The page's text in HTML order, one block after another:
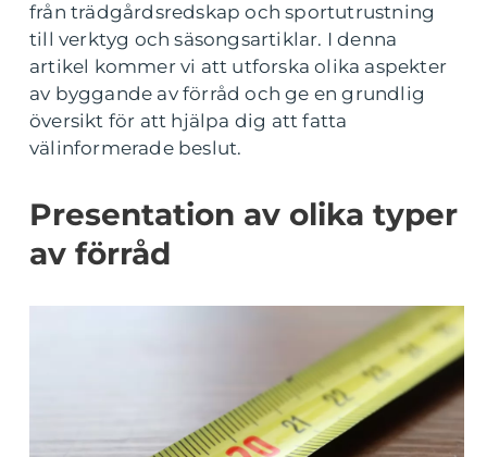
från trädgårdsredskap och sportutrustning
till verktyg och säsongsartiklar. I denna
artikel kommer vi att utforska olika aspekter
av byggande av förråd och ge en grundlig
översikt för att hjälpa dig att fatta
välinformerade beslut.
Presentation av olika typer
av förråd